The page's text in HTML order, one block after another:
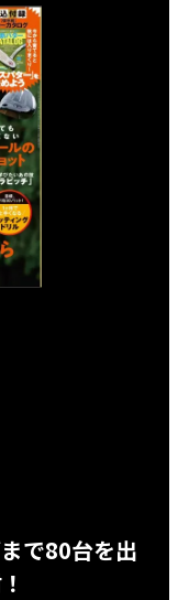
で80台を出